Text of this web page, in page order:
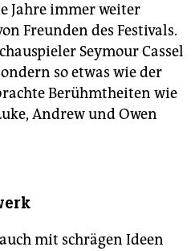
Jahre immer weiter
Freunden des Festivals.
Seymour Cassel
so etwas wie der
Berühmtheiten wie
Andrew und Owen
mit schrägen Ideen